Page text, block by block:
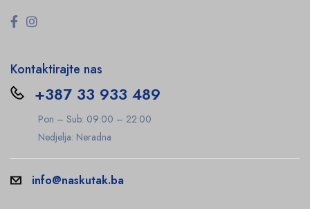
Kontaktirajte nas
+387 33 933 489
Pon – Sub: 09:00 – 22:00
Nedjelja: Neradna
info@naskutak.ba